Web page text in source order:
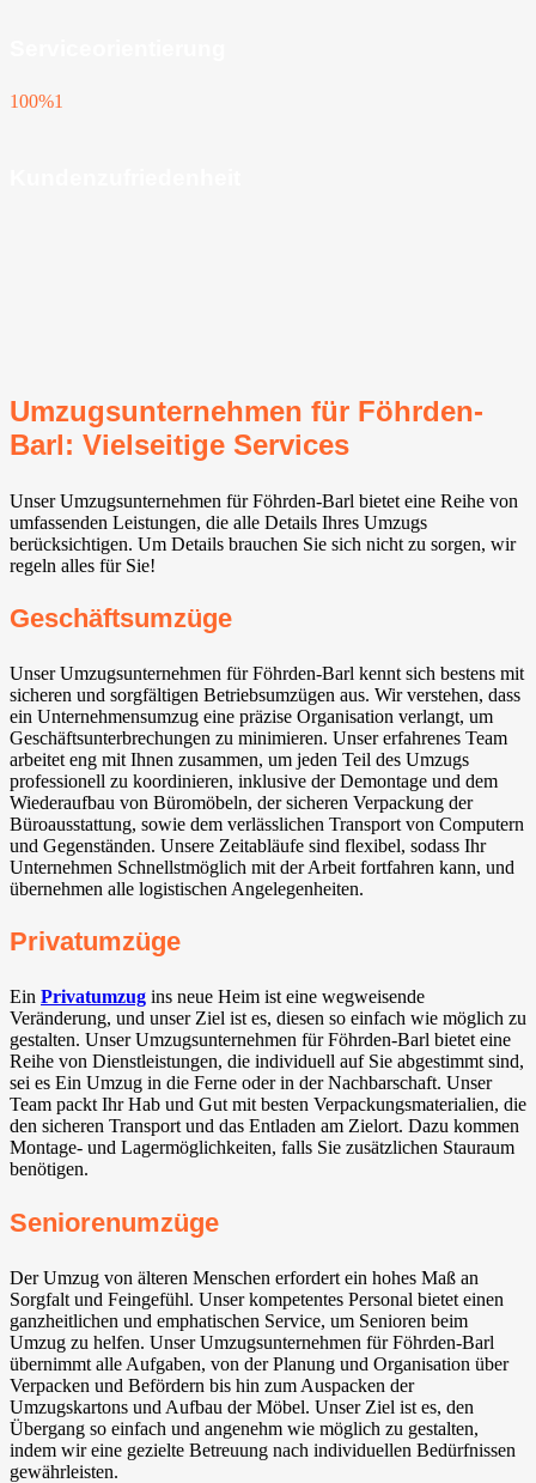
100%1
Umzugsunternehmen für Föhrden-
Barl: Vielseitige Services
Unser Umzugsunternehmen für Föhrden-Barl bietet eine Reihe von
umfassenden Leistungen, die alle Details Ihres Umzugs
berücksichtigen. Um Details brauchen Sie sich nicht zu sorgen, wir
regeln alles für Sie!
Geschäftsumzüge
Unser Umzugsunternehmen für Föhrden-Barl kennt sich bestens mit
sicheren und sorgfältigen Betriebsumzügen aus. Wir verstehen, dass
ein Unternehmensumzug eine präzise Organisation verlangt, um
Geschäftsunterbrechungen zu minimieren. Unser erfahrenes Team
arbeitet eng mit Ihnen zusammen, um jeden Teil des Umzugs
professionell zu koordinieren, inklusive der Demontage und dem
Wiederaufbau von Büromöbeln, der sicheren Verpackung der
Büroausstattung, sowie dem verlässlichen Transport von Computern
und Gegenständen. Unsere Zeitabläufe sind flexibel, sodass Ihr
Unternehmen Schnellstmöglich mit der Arbeit fortfahren kann, und
übernehmen alle logistischen Angelegenheiten.
Privatumzüge
Ein Privatumzug ins neue Heim ist eine wegweisende
Veränderung, und unser Ziel ist es, diesen so einfach wie möglich zu
gestalten. Unser Umzugsunternehmen für Föhrden-Barl bietet eine
Reihe von Dienstleistungen, die individuell auf Sie abgestimmt sind,
sei es Ein Umzug in die Ferne oder in der Nachbarschaft. Unser
Team packt Ihr Hab und Gut mit besten Verpackungsmaterialien, die
den sicheren Transport und das Entladen am Zielort. Dazu kommen
Montage- und Lagermöglichkeiten, falls Sie zusätzlichen Stauraum
benötigen.
Seniorenumzüge
Der Umzug von älteren Menschen erfordert ein hohes Maß an
Sorgfalt und Feingefühl. Unser kompetentes Personal bietet einen
ganzheitlichen und emphatischen Service, um Senioren beim
Umzug zu helfen. Unser Umzugsunternehmen für Föhrden-Barl
übernimmt alle Aufgaben, von der Planung und Organisation über
Verpacken und Befördern bis hin zum Auspacken der
Umzugskartons und Aufbau der Möbel. Unser Ziel ist es, den
Übergang so einfach und angenehm wie möglich zu gestalten,
indem wir eine gezielte Betreuung nach individuellen Bedürfnissen
gewährleisten.